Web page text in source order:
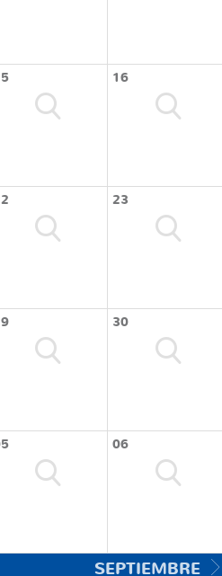
16
23
30
06
SEPTIEMBRE